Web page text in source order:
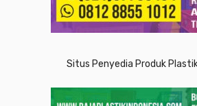
Situs Penyedia Produk